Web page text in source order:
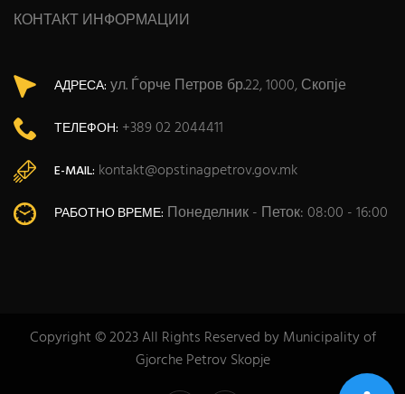
КОНТАКТ ИНФОРМАЦИИ
АДРЕСА: ул. Ѓорче Петров бр.22, 1000, Скопје
ТЕЛЕФОН: +389 02 2044411
E-MAIL: kontakt@opstinagpetrov.gov.mk
РАБОТНО ВРЕМЕ: Понеделник - Петок: 08:00 - 16:00
Copyright © 2023 All Rights Reserved by Municipality of
Gjorche Petrov Skopje